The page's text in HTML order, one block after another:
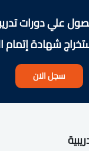
علي دورات
شهادة إتمام
سجل الان